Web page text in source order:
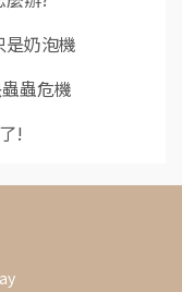
是奶泡機
蟲危機
!